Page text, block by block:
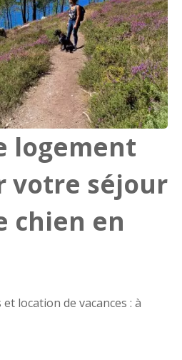
logement
votre séjour
chien en
location de vacances : à